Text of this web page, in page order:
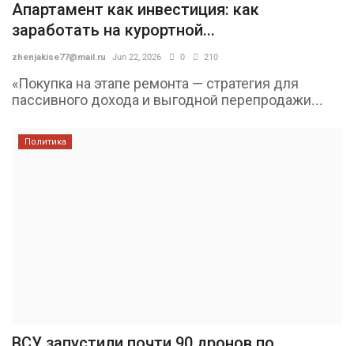
Апартамент как инвестиция: как
заработать на курортной...
zhenjakise77@mail.ru Jun 22, 2026 0 210
«Покупка на этапе ремонта — стратегия для
пассивного дохода и выгодной перепродажи...
Политика